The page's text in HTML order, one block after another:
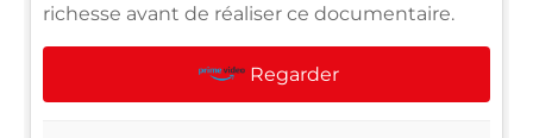
richesse avant de réaliser ce documentaire.
Regarder